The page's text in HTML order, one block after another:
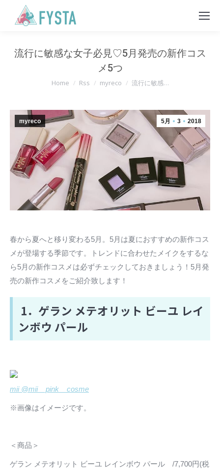
流行に敏感な女子必見♡5月発売の新作コス
メ5つ
You are here:
Home Rss myreco 流行に敏感…
5月 3 2018
myreco
春から夏へと移り変わる5月。5月は夏におすすめの新作コス
メが登場する季節です。トレンドに合わせたメイクをするな
ら5月の新作コスメは必ずチェックしておきましょう！5月発
売の新作コスメをご紹介致します！
1．ゲラン メテオリット ビーユ レイ
ンボウ パール
mii @mii__pink__cosme
※画像はイメージです。
＜商品＞
ゲラン メテオリット ビーユ レインボウ パール /7,700円(税